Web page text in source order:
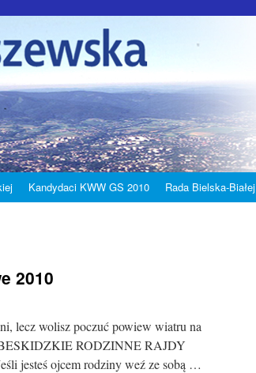
Kandydaci KWW GS 2010 Rada Bielska-Białej
2010
lecz wolisz poczuć powiew wiatru na
RODZINNE RAJDY
jesteś ojcem rodziny weź ze sobą …